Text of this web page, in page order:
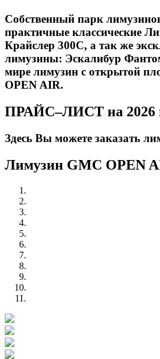
Собственный парк
практичные классические
Крайслер 300С, а так же
лимузины: Эскалибур
мире лимузин с открытой
OPEN AIR.
ПРАЙС–ЛИСТ на 2026
Здесь Вы можете заказать
Лимузин GMC OPEN